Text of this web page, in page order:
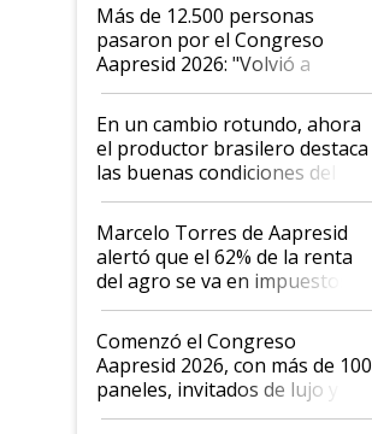
Más de 12.500 personas
pasaron por el Congreso
Aapresid 2026: "Volvió a
demostrar que hablar del
suelo es hablar de todo el
sistema productivo"
En un cambio rotundo, ahora
el productor brasilero destaca
las buenas condiciones del
agro argentino para invertir:
"Los veo más motivados"
Marcelo Torres de Aapresid
alertó que el 62% de la renta
del agro se va en impuestos:
"No es bueno que en
Argentina se sigan discutiendo
las mismas cosas de hace 50
años"
Comenzó el Congreso
Aapresid 2026, con más de 100
paneles, invitados de lujo y
todas las tendencias